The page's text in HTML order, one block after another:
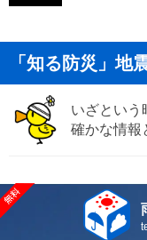
「知る防災」地
いざという
確かな情報